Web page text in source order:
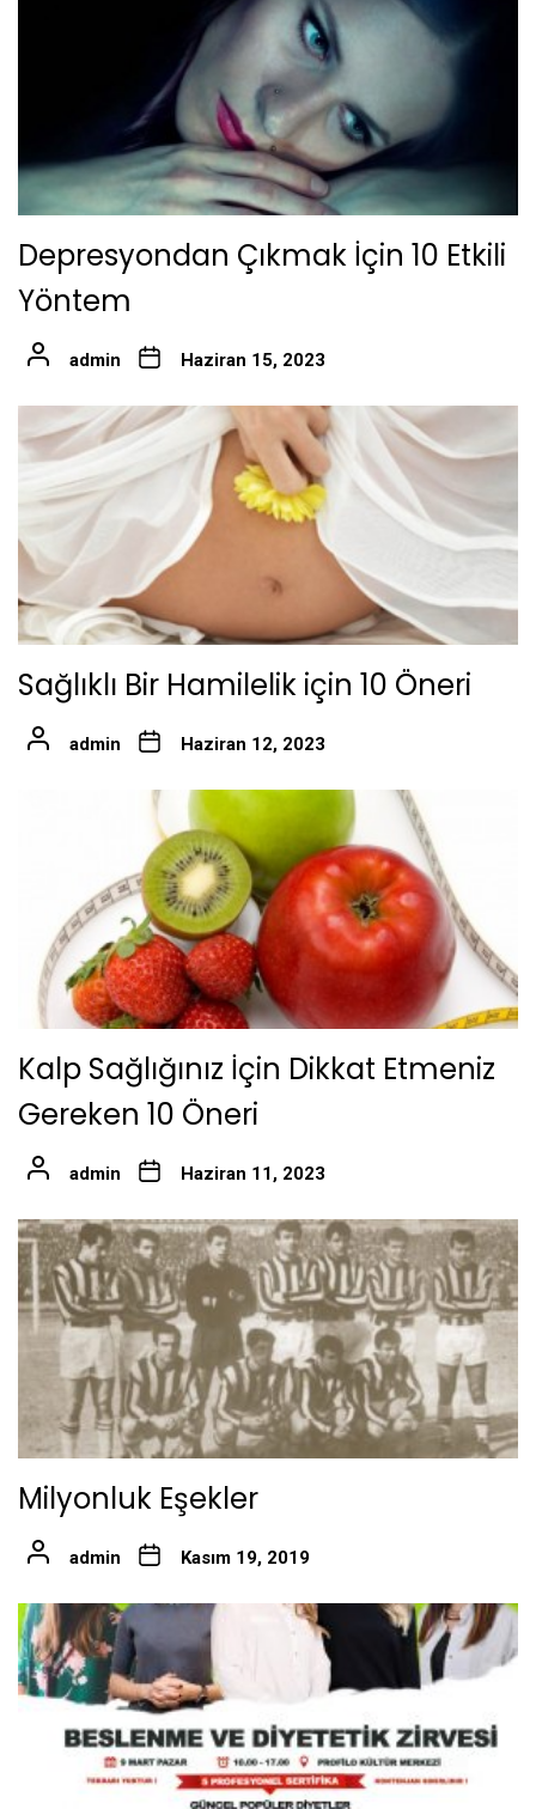
Depresyondan Çıkmak İçin 10 Etkili
Yöntem
admin Haziran 15, 2023
Sağlıklı Bir Hamilelik için 10 Öneri
admin Haziran 12, 2023
Kalp Sağlığınız İçin Dikkat Etmeniz
Gereken 10 Öneri
admin Haziran 11, 2023
Milyonluk Eşekler
admin Kasım 19, 2019